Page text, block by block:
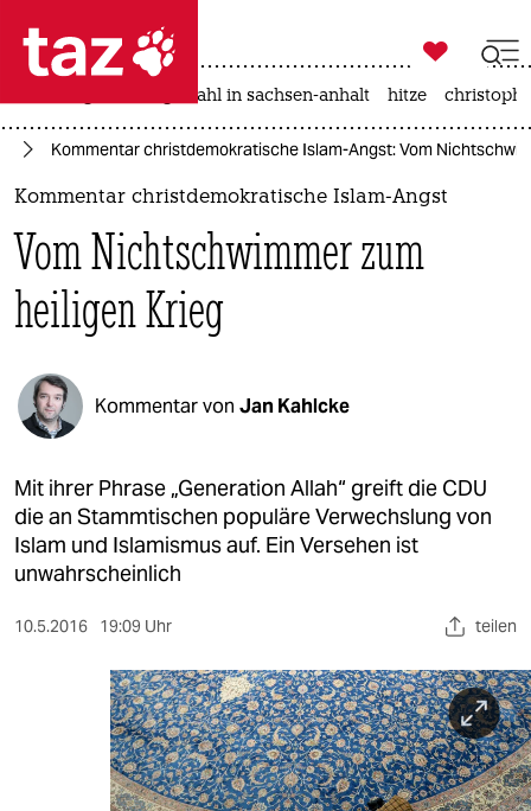
 taz zahl ich
taz zahl ich
politik
öko
gesellschaft
kultur
sport
berlin
nord
wahrheit
veranstaltungen

taz zahl ich
landtagswahl in sachsen-anhalt hitze
Kommentar christdemokratische Islam-Angst: Vom
Kommentar christdemokratische Islam-Angst
Vom Nichtschwimmer zum
heiligen Krieg
Kommentar von Jan Kahlcke
Mit ihrer Phrase „Generation Allah“ greift die CDU
die an Stammtischen populäre Verwechslung von
Islam und Islamismus auf. Ein Versehen ist
unwahrscheinlich
10.5.2016 19:09 Uhr teilen